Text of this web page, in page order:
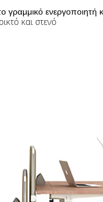
γραμμικό
και στενό